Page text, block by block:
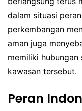
dalam situasi
perkembangan
aman juga
memiliki
kawasan tersebut.
Peran